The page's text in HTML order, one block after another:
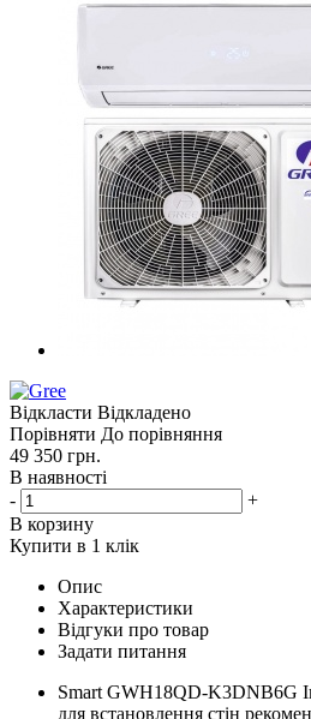
Відкласти Відкладено
Порівняти До порівняння
49 350 грн.
В наявності
-
+
В корзину
Купити в 1 клік
Опис
Характеристики
Відгуки про товар
Задати питання
Smart GWH18QD-K3DNB6G
для встановлення стін